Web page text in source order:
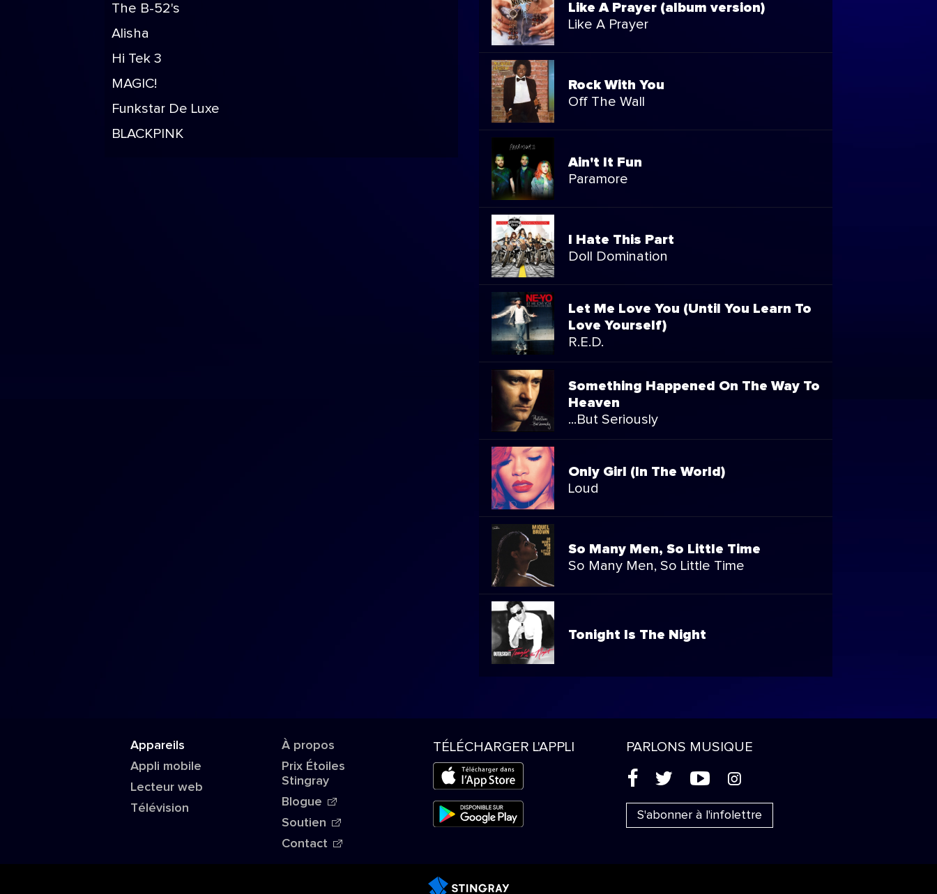
The B-52's
Alisha
Hi Tek 3
MAGIC!
Funkstar De Luxe
BLACKPINK
Like A Prayer (album version)
Like A Prayer
Rock With You
Off The Wall
Ain't It Fun
Paramore
I Hate This Part
Doll Domination
Let Me Love You (Until You Learn To
Love Yourself)
R.E.D.
Something Happened On The Way To
Heaven
...But Seriously
Only Girl (In The World)
Loud
So Many Men, So Little Time
So Many Men, So Little Time
Tonight Is The Night
Appareils
Appli mobile
Lecteur web
Télévision
À propos
Prix Étoiles
Stingray
Blogue
Soutien
Contact
TÉLÉCHARGER L'APPLI PARLONS MUSIQUE
( ' + &
S'abonner à l'infolettre